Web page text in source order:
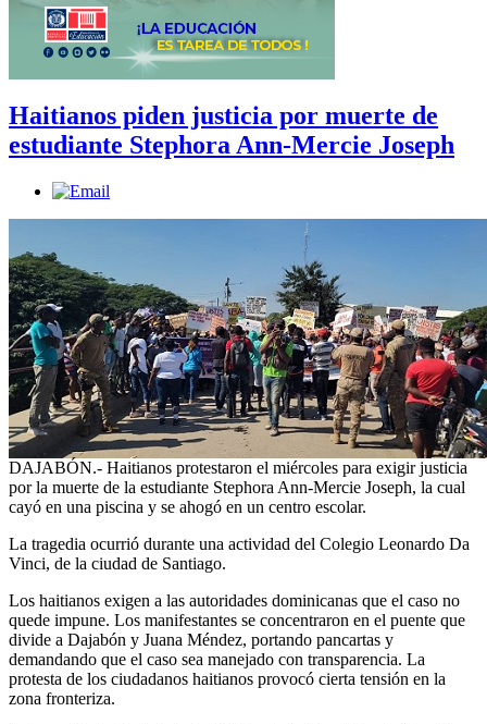
Haitianos piden justicia por muerte de
estudiante Stephora Ann-Mercie Joseph
DAJABÓN.- Haitianos protestaron el miércoles para exigir justicia
por la muerte de la estudiante Stephora Ann-Mercie Joseph, la cual
cayó en una piscina y se ahogó en un centro escolar.
La tragedia ocurrió durante una actividad del Colegio Leonardo Da
Vinci, de la ciudad de Santiago.
Los haitianos exigen a las autoridades dominicanas que el caso no
quede impune. Los manifestantes se concentraron en el puente que
divide a Dajabón y Juana Méndez, portando pancartas y
demandando que el caso sea manejado con transparencia. La
protesta de los ciudadanos haitianos provocó cierta tensión en la
zona fronteriza.